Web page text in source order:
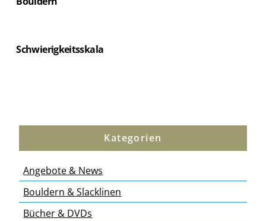
Schwierigkeitsskala
Kategorien
Angebote & News
Bouldern & Slacklinen
Bücher & DVDs